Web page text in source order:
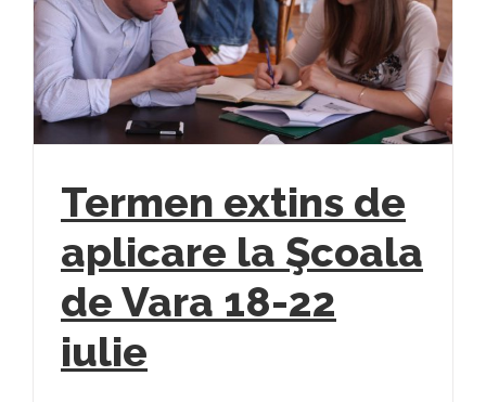
Termen extins de
aplicare la Şcoala
de Vara 18-22
iulie